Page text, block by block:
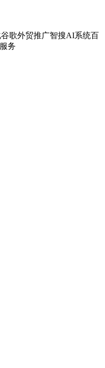
谷歌外贸推广智搜AI系统百
务